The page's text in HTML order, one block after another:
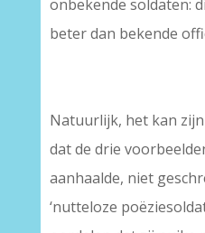
onbekende soldaten:
beter dan bekende
Natuurlijk, het kan
dat de drie
aanhaalde, niet
‘nutteloze